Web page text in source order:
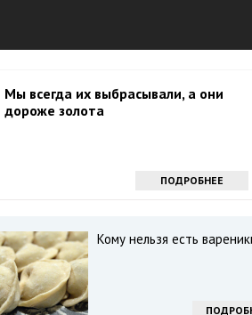
Мы всегда их выбрасывали, а они
дороже золота
ПОДРОБНЕЕ
Кому нельзя есть